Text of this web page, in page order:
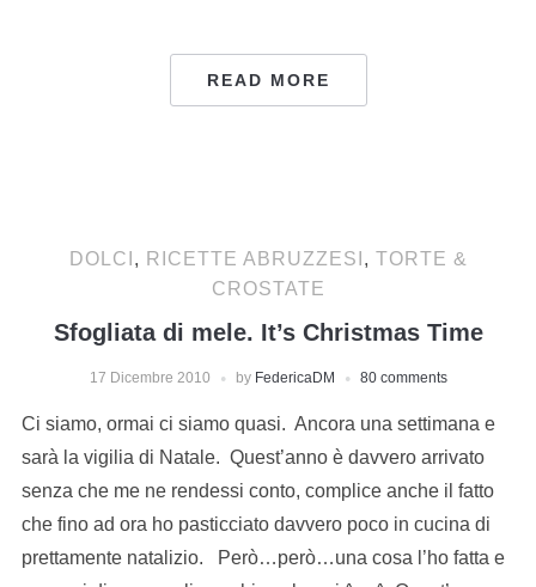
READ MORE
DOLCI , RICETTE ABRUZZESI , TORTE &
CROSTATE
Sfogliata di mele. It’s Christmas Time
17 Dicembre 2010 by FedericaDM 80 comments
Ci siamo, ormai ci siamo quasi. Ancora una settimana e
sarà la vigilia di Natale. Quest’anno è davvero arrivato
senza che me ne rendessi conto, complice anche il fatto
che fino ad ora ho pasticciato davvero poco in cucina di
prettamente natalizio. Però…però…una cosa l’ho fatta e